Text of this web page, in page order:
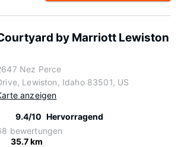
by Marriott Lewiston
Nez Perce
Lewiston, Idaho 83501, US
anzeigen
9.4/10 Hervorragend
bewertungen
35.7 km